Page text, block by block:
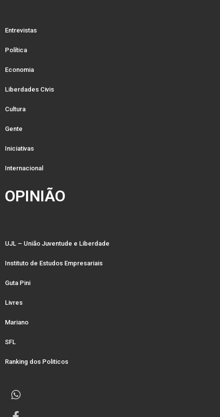
Entrevistas
Política
Economia
Liberdades Civis
Cultura
Gente
Iniciativas
Internacional
OPINIÃO
UJL – União Juventude e Liberdade
Instituto de Estudos Empresariais
Guta Pini
Livres
Mariano
SFL
Ranking dos Politicos